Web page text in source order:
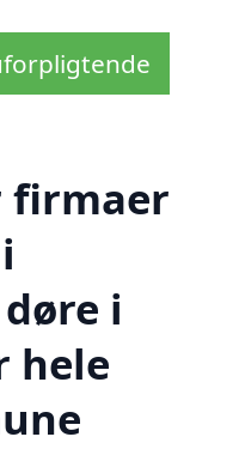
firmaer
i
hele